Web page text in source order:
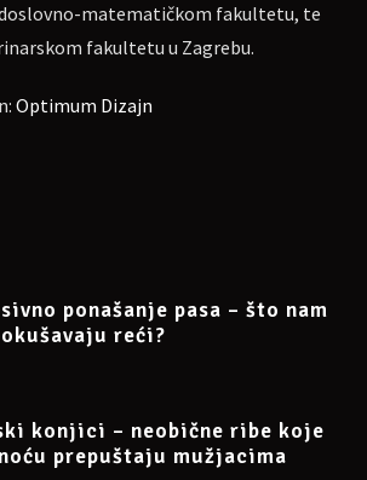
matematičkom fakultetu, te
fakultetu u Zagrebu.
Optimum Dizajn
ponašanje pasa – što nam
reći?
konjici – neobične ribe koje
prepuštaju mužjacima